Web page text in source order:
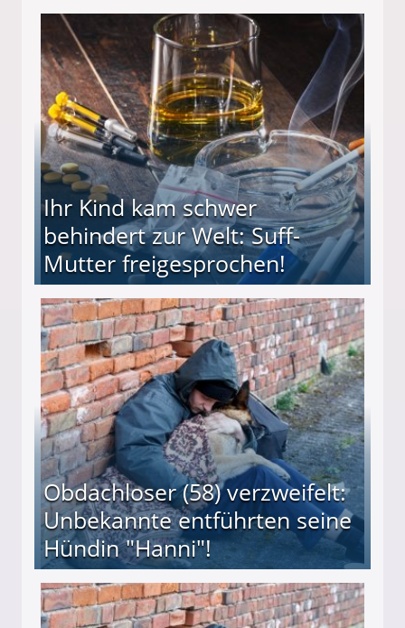
(34) in den finanziellen Ruin!
Ihr Kind kam schwer
behindert zur Welt: Suff-
Mutter freigesprochen!
Mutter freigesprochen!
Obdachloser (58) verzweifelt:
Unbekannte entführten seine
Hündin "Hanni"!
entführten seine Hündin "Hanni"!